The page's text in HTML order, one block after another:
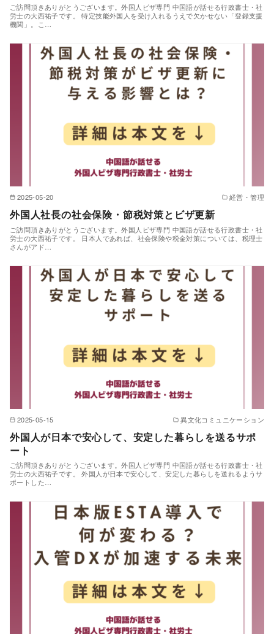
ご訪問頂きありがとうございます。外国人ビザ専門 中国語が話せる行政書士・社
労士の大西祐子です。 特定技能外国人を受け入れるうえで欠かせない「登録支援
機関」。こ…
2025-05-20 経営・管理
外国人社長の社会保険・節税対策とビザ更新
ご訪問頂きありがとうございます。外国人ビザ専門 中国語が話せる行政書士・社
労士の大西祐子です。 日本人であれば、社会保険や税金対策については、税理士
さんがアド…
2025-05-15 異文化コミュニケーション
外国人が日本で安心して、安定した暮らしを送るサポ
ート
ご訪問頂きありがとうございます。外国人ビザ専門 中国語が話せる行政書士・社
労士の大西祐子です。 外国人が日本で安心して、安定した暮らしを送れるようサ
ポートした…